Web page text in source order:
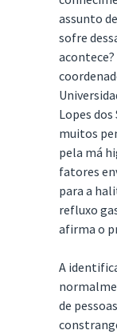
assunto
sofre
acontece?
Lopes
muitos
pela má
fatores
para a
refluxo
afirma o
A
de